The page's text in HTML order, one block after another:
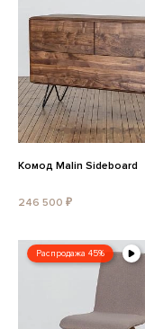
Комод Malin Sideboard
246 500 ₽
Распродажа 45%